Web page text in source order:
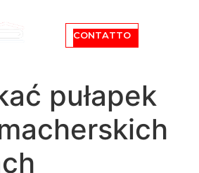
CONTATTO
pułapek